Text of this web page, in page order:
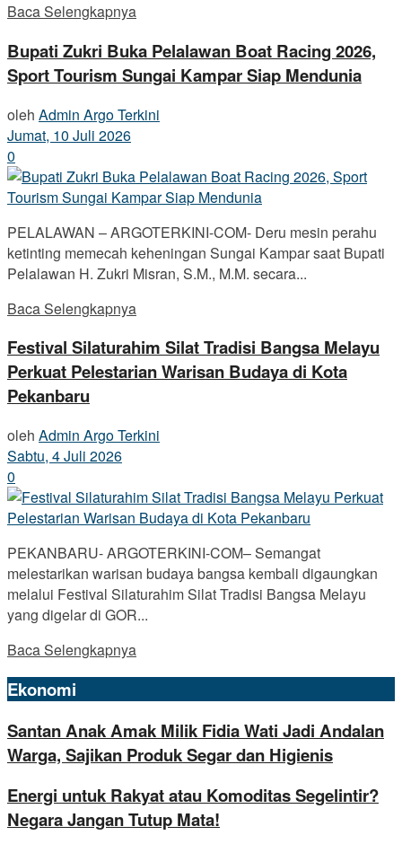
Baca Selengkapnya
Bupati Zukri Buka Pelalawan Boat Racing 2026,
Sport Tourism Sungai Kampar Siap Mendunia
oleh Admin Argo Terkini
Jumat, 10 Juli 2026
0
PELALAWAN – ARGOTERKINI-COM- Deru mesin perahu
ketinting memecah keheningan Sungai Kampar saat Bupati
Pelalawan H. Zukri Misran, S.M., M.M. secara...
Baca Selengkapnya
Festival Silaturahim Silat Tradisi Bangsa Melayu
Perkuat Pelestarian Warisan Budaya di Kota
Pekanbaru
oleh Admin Argo Terkini
Sabtu, 4 Juli 2026
0
PEKANBARU- ARGOTERKINI-COM– Semangat
melestarikan warisan budaya bangsa kembali digaungkan
melalui Festival Silaturahim Silat Tradisi Bangsa Melayu
yang digelar di GOR...
Baca Selengkapnya
Ekonomi
Santan Anak Amak Milik Fidia Wati Jadi Andalan
Warga, Sajikan Produk Segar dan Higienis
Energi untuk Rakyat atau Komoditas Segelintir?
Negara Jangan Tutup Mata!